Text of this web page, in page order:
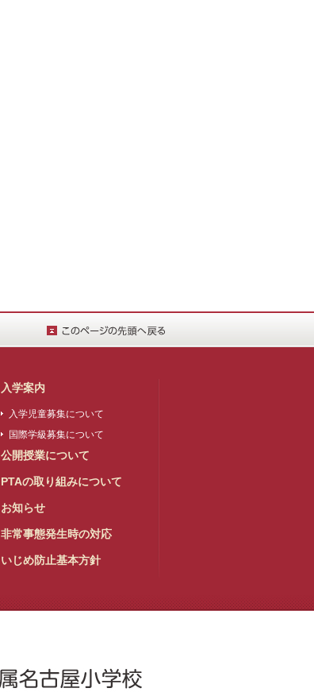
入学案内
入学児童募集について
国際学級募集について
公開授業について
PTAの取り組みについて
お知らせ
非常事態発生時の対応
いじめ防止基本方針